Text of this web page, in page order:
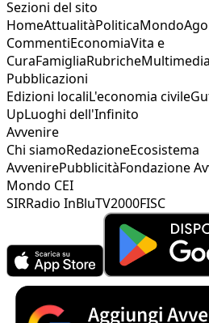
Sezioni del sito
HomeAttualitàPoliticaMondo
CommentiEconomiaVita e
CuraFamigliaRubricheMultimedia
Pubblicazioni
Edizioni localiL'economia civile
UpLuoghi dell'Infinito
Avvenire
Chi siamoRedazioneEcosistema
AvvenirePubblicitàFondazione
Mondo CEI
SIRRadio InBluTV2000FISC